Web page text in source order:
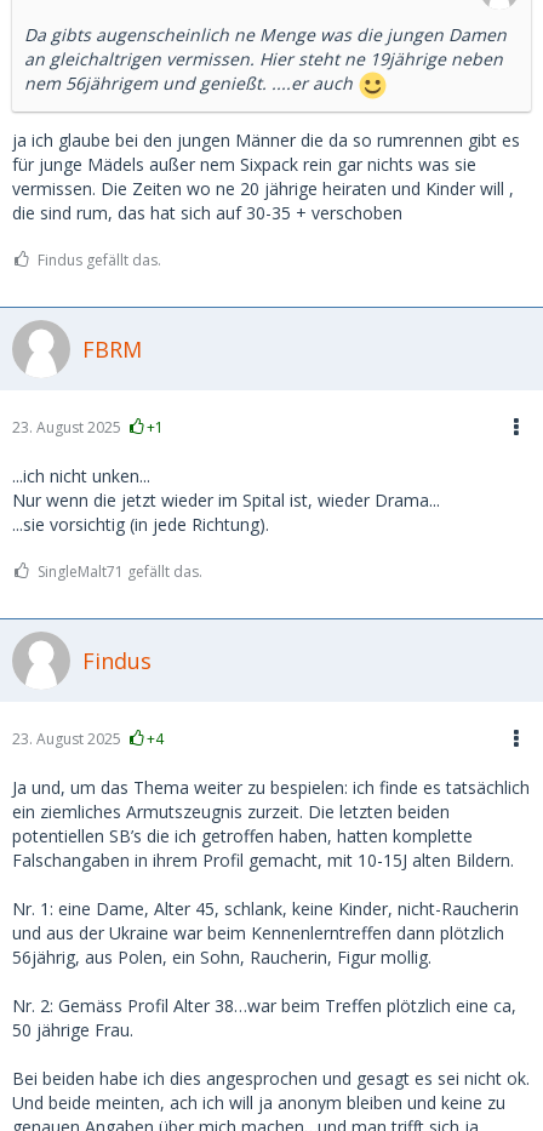
Da gibts augenscheinlich ne Menge was die jungen Damen
an gleichaltrigen vermissen. Hier steht ne 19jährige neben
nem 56jährigem und genießt. ....er auch
ja ich glaube bei den jungen Männer die da so rumrennen gibt es
für junge Mädels außer nem Sixpack rein gar nichts was sie
vermissen. Die Zeiten wo ne 20 jährige heiraten und Kinder will ,
die sind rum, das hat sich auf 30-35 + verschoben
Findus gefällt das.
FBRM
23. August 2025 +1
...ich nicht unken...
Nur wenn die jetzt wieder im Spital ist, wieder Drama...
...sie vorsichtig (in jede Richtung).
SingleMalt71 gefällt das.
Findus
23. August 2025 +4
Ja und, um das Thema weiter zu bespielen: ich finde es tatsächlich
ein ziemliches Armutszeugnis zurzeit. Die letzten beiden
potentiellen SB’s die ich getroffen haben, hatten komplette
Falschangaben in ihrem Profil gemacht, mit 10-15J alten Bildern.
Nr. 1: eine Dame, Alter 45, schlank, keine Kinder, nicht-Raucherin
und aus der Ukraine war beim Kennenlerntreffen dann plötzlich
56jährig, aus Polen, ein Sohn, Raucherin, Figur mollig.
Nr. 2: Gemäss Profil Alter 38…war beim Treffen plötzlich eine ca,
50 jährige Frau.
Bei beiden habe ich dies angesprochen und gesagt es sei nicht ok.
Und beide meinten, ach ich will ja anonym bleiben und keine zu